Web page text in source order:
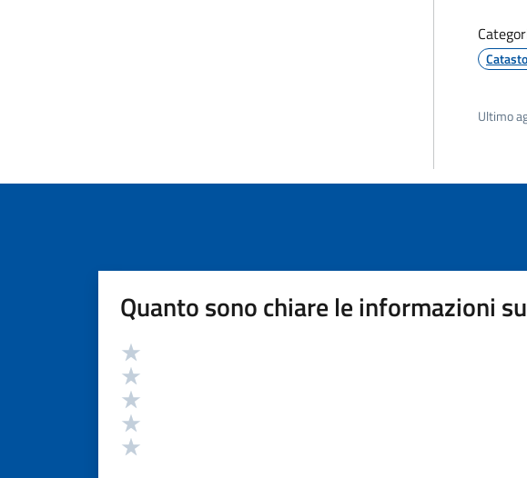
Ultimo
Quanto sono chiare le informazioni
Valutazione